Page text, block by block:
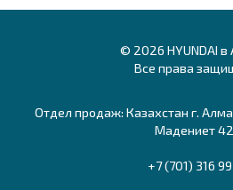
© 2026 HYUNDAI в
Все права
Отдел продаж: Казахстан г.
Мадениет
+7 (701) 316